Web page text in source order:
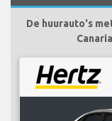
De huurauto's